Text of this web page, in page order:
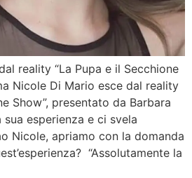
reality “La Pupa e il Secchione
Nicole Di Mario esce dal reality
Show”, presentato da Barbara
sua esperienza e ci svela
Nicole, apriamo con la domanda
“Assolutamente la